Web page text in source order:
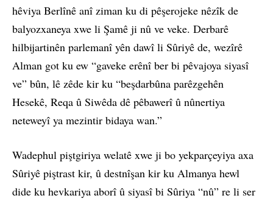
hêviya Berlînê anî ziman ku di pêşerojeke nêzîk de
balyozxaneya xwe li Şamê ji nû ve veke. Derbarê
hilbijartinên parlemanî yên dawî li Sûriyê de, wezîrê
Alman got ku ew “gaveke erênî ber bi pêvajoya siyasî
ve” bûn, lê zêde kir ku “beşdarbûna parêzgehên
Hesekê, Reqa û Siwêda dê pêbawerî û nûnertiya
neteweyî ya mezintir bidaya wan.”
Wadephul piştgiriya welatê xwe ji bo yekparçeyiya axa
Sûriyê piştrast kir, û destnîşan kir ku Almanya hewl
dide ku hevkariya aborî û siyasî bi Sûriya “nû” re li ser